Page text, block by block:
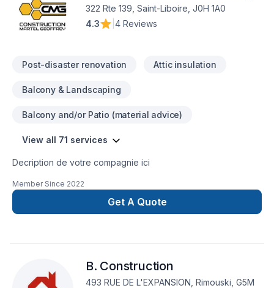
322 Rte 139, Saint-Liboire, J0H 1A0
4.3
4 Reviews
Post-disaster renovation Attic insulation
Balcony & Landscaping
Balcony and/or Patio (material advice)
View all 71 services
Decription de votre compagnie ici
Member Since 2022
Get A Quote
B. Construction
493 RUE DE L'EXPANSION, Rimouski, G5M